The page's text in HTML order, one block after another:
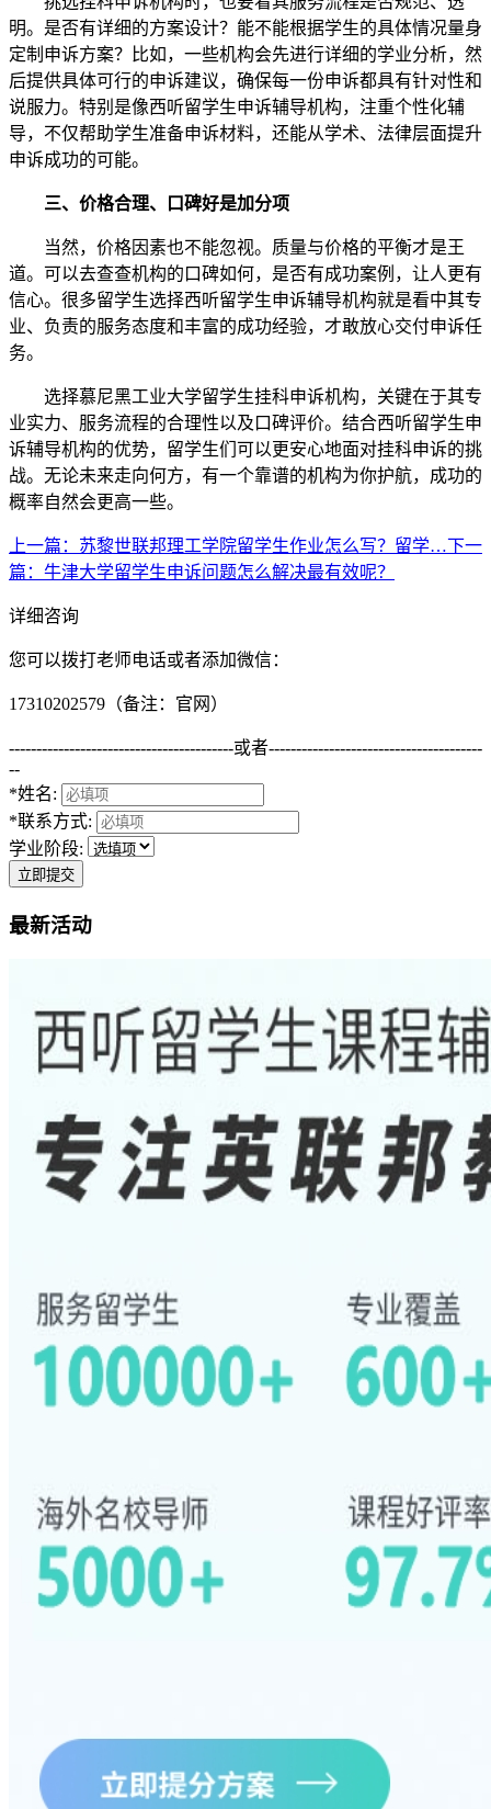
明。是否有详细的方案设计？能不能根据学生的具体情况量身
定制申诉方案？比如，一些机构会先进行详细的学业分析，然
后提供具体可行的申诉建议，确保每一份申诉都具有针对性和
说服力。特别是像西听留学生申诉辅导机构，注重个性化辅
导，不仅帮助学生准备申诉材料，还能从学术、法律层面提升
申诉成功的可能。
三、价格合理、口碑好是加分项
当然，价格因素也不能忽视。质量与价格的平衡才是王
道。可以去查查机构的口碑如何，是否有成功案例，让人更有
信心。很多留学生选择西听留学生申诉辅导机构就是看中其专
业、负责的服务态度和丰富的成功经验，才敢放心交付申诉任
务。
选择慕尼黑工业大学留学生挂科申诉机构，关键在于其专
业实力、服务流程的合理性以及口碑评价。结合西听留学生申
诉辅导机构的优势，留学生们可以更安心地面对挂科申诉的挑
战。无论未来走向何方，有一个靠谱的机构为你护航，成功的
概率自然会更高一些。
上一篇 ：苏黎世联邦理工学院留学生作业怎么写？留学…下一
篇 ：牛津大学留学生申诉问题怎么解决最有效呢？
详细咨询
您可以拨打老师电话或者添加微信：
17310202579（备注：官网）
-----------------------------------------或者---------------------------------------
--
*姓名:
*联系方式:
学业阶段:
立即提交
最新活动